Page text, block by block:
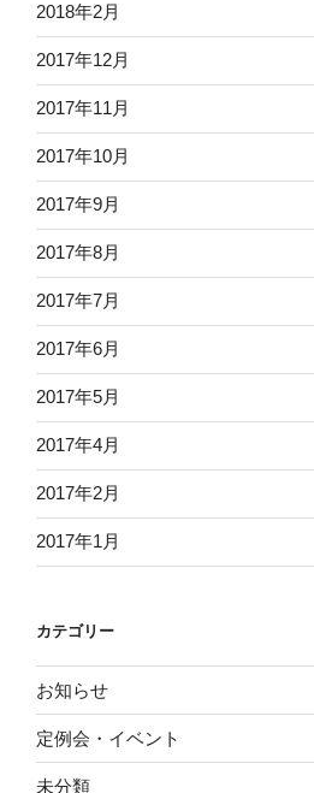
2018年2月
2017年12月
2017年11月
2017年10月
2017年9月
2017年8月
2017年7月
2017年6月
2017年5月
2017年4月
2017年2月
2017年1月
カテゴリー
お知らせ
定例会・イベント
未分類